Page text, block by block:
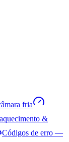
fria
&
Códigos de erro —